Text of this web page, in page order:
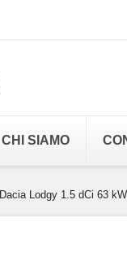
CHI SIAMO
Dacia Lodgy 1.5 dCi 63